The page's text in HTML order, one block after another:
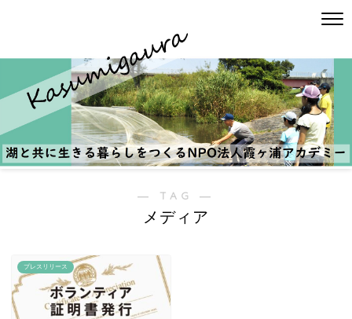
― TAG ―
メディア
プレスリリース